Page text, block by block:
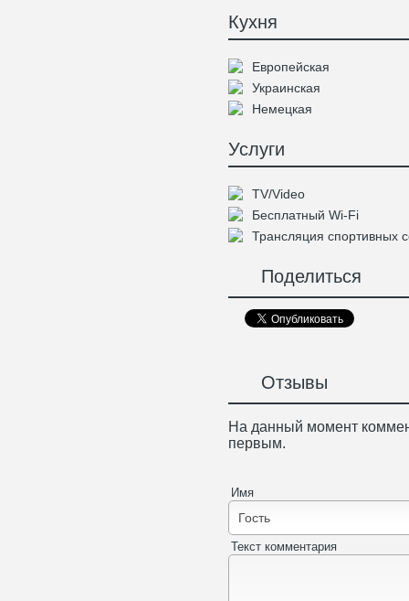
Кухня
Европейская
Украинская
Немецкая
Услуги
TV/Video
Бесплатный Wi-Fi
Трансляция спортивных
Поделиться
Отзывы
На данный момент
первым.
Имя
Текст комментария